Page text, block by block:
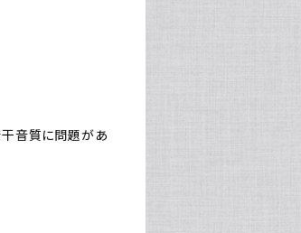
干音質に問題があ